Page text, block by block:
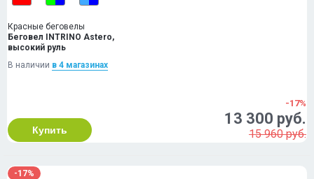
Красные беговелы
Беговел INTRINO Astero,
высокий руль
В наличии в 4 магазинах
Купить
-17%
13 300 руб.
15 960 руб.
-17%